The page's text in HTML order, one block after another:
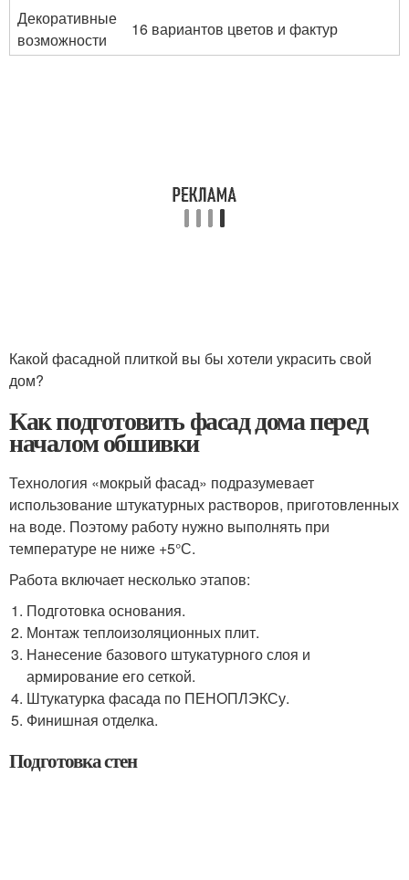
Декоративные
возможности
16 вариантов цветов и фактур
Какой фасадной плиткой вы бы хотели украсить свой
дом?
Как подготовить фасад дома перед
началом обшивки
Технология «мокрый фасад» подразумевает
использование штукатурных растворов, приготовленных
на воде. Поэтому работу нужно выполнять при
температуре не ниже +5°С.
Работа включает несколько этапов:
Подготовка основания.
Монтаж теплоизоляционных плит.
Нанесение базового штукатурного слоя и
армирование его сеткой.
Штукатурка фасада по ПЕНОПЛЭКСу.
Финишная отделка.
Подготовка стен